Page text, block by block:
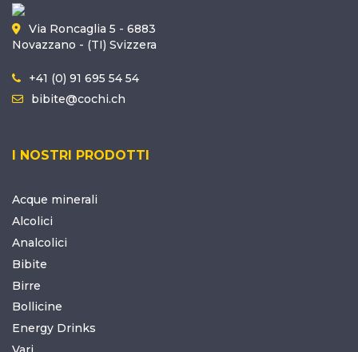
Via Roncaglia 5 - 6883
Novazzano - (TI) Svizzera
+41 (0) 91 695 54 54
bibite@cochi.ch
I NOSTRI PRODOTTI
Acque minerali
Alcolici
Analcolici
Bibite
Birre
Bollicine
Energy Drinks